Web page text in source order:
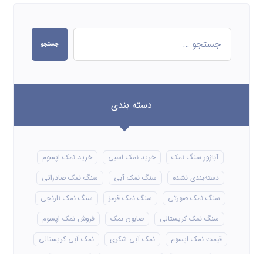
جستجو
دسته بندی
آباژور سنگ نمک خرید نمک اسبی
خرید نمک اپسوم
دسته‌بندی نشده
سنگ نمک آبی
سنگ نمک صادراتی
سنگ نمک صورتی
سنگ نمک قرمز
سنگ نمک نارنجی
سنگ نمک کریستالی
صابون نمک
فروش نمک اپسوم
قیمت نمک اپسوم
نمک آبی شکری
نمک آبی کریستالی